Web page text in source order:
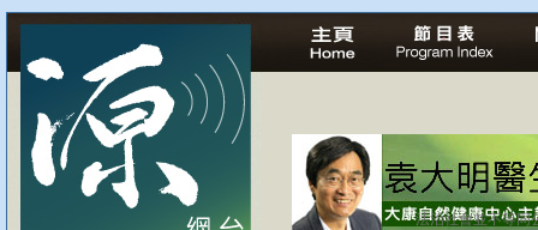
法治社會並不等同